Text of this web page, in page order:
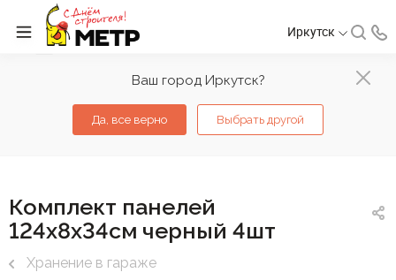
Ваш город Иркутск?
Да, все верно Выбрать другой
Иркутск
Комплект панелей
124х8х34см черный 4шт
Хранение в гараже